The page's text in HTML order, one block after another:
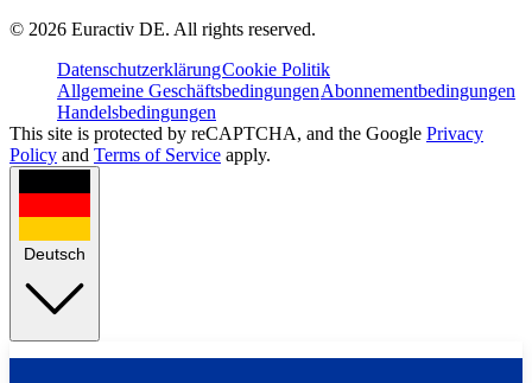
© 2026 Euractiv DE. All rights reserved.
DatenschutzerklärungCookie Politik
Allgemeine GeschäftsbedingungenAbonnementbedingungen
Handelsbedingungen
This site is protected by reCAPTCHA, and the Google Privacy
Policy and Terms of Service apply.
Deutsch